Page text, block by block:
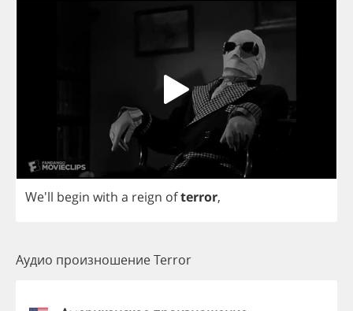
We'll begin with a reign ofterror,
Аудио произношение Terror